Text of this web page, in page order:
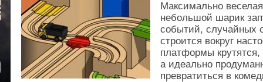
Максимально
небольшой шарик
событий, случайных
строится вокруг
платформы крутятся,
а идеально
превратиться в